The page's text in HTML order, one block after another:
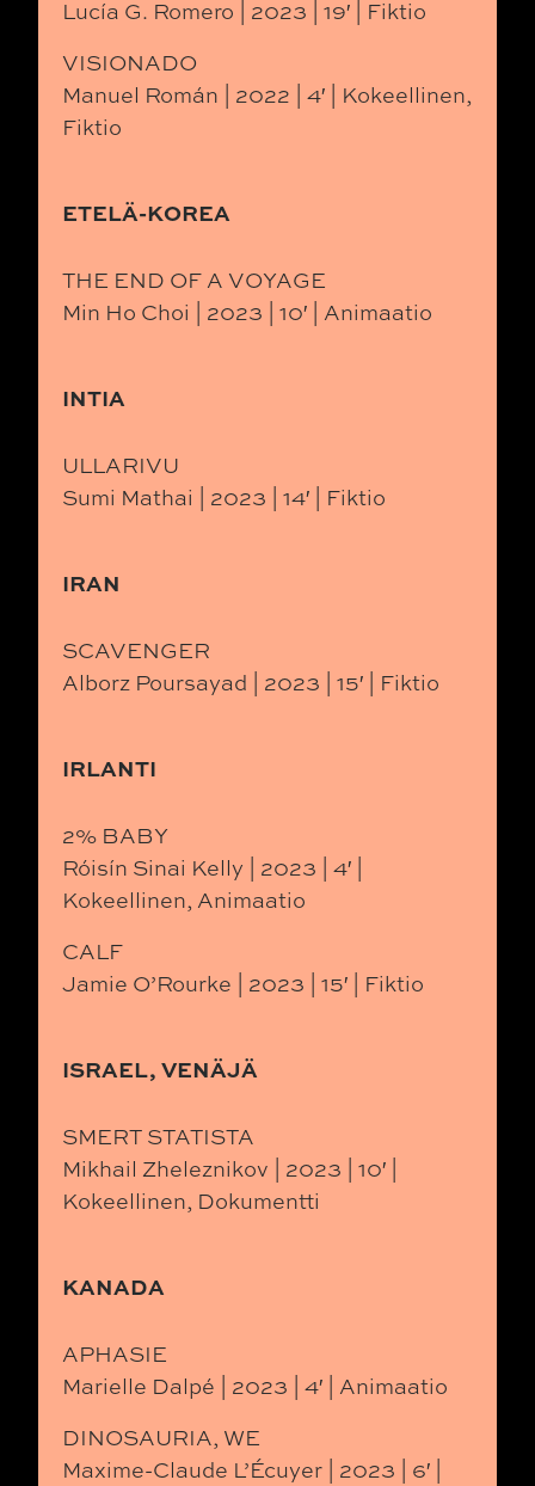
Lucía G. Romero | 2023 | 19′ | Fiktio
VISIONADO
Manuel Román | 2022 | 4′ | Kokeellinen,
Fiktio
ETELÄ-KOREA
THE END OF A VOYAGE
Min Ho Choi | 2023 | 10′ | Animaatio
INTIA
ULLARIVU
Sumi Mathai | 2023 | 14′ | Fiktio
IRAN
SCAVENGER
Alborz Poursayad | 2023 | 15′ | Fiktio
IRLANTI
2% BABY
Róisín Sinai Kelly | 2023 | 4′ |
Kokeellinen, Animaatio
CALF
Jamie O’Rourke | 2023 | 15′ | Fiktio
ISRAEL, VENÄJÄ
SMERT STATISTA
Mikhail Zheleznikov | 2023 | 10′ |
Kokeellinen, Dokumentti
KANADA
APHASIE
Marielle Dalpé | 2023 | 4′ | Animaatio
DINOSAURIA, WE
Maxime-Claude L’Écuyer | 2023 | 6′ |